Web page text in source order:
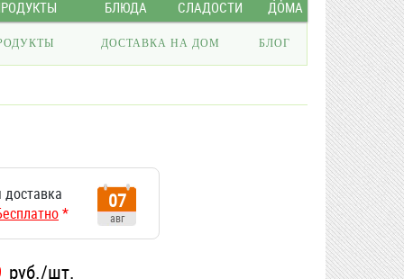
БЛЮДА СЛАДОСТИ ДОМА
ДОСТАВКА НА ДОМ БЛОГ
*
07
авг
руб./шт.